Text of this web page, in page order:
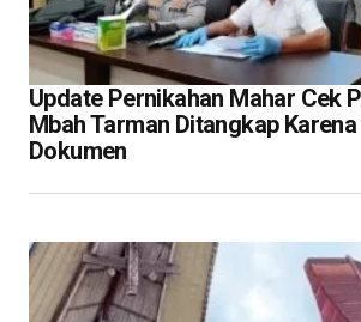
Update Pernikahan Mahar Cek
Mbah Tarman Ditangkap
Dokumen